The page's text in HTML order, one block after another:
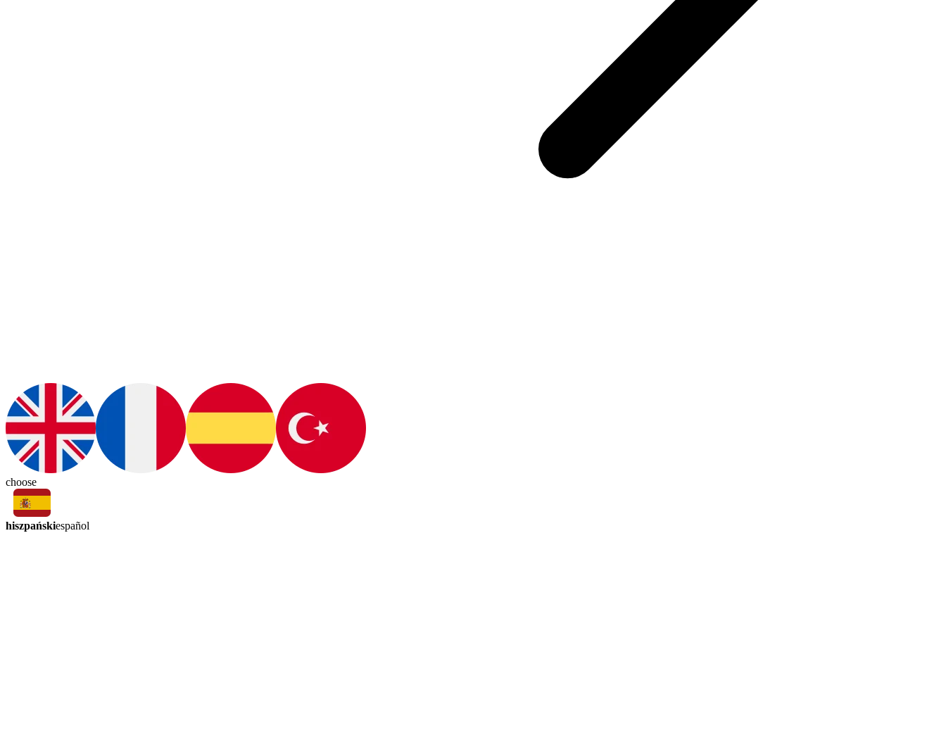
choose
hiszpańskiespañol